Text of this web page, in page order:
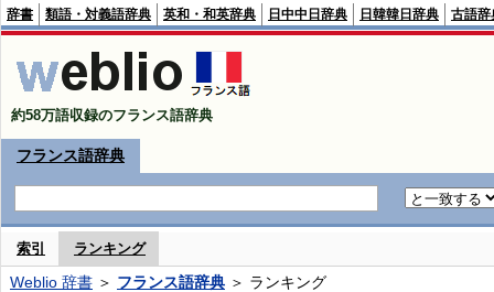
辞書 類語・対義語辞典 英和・和英辞典 日中中日辞典 日韓韓日辞典 古語辞
約58万語収録のフランス語辞典
フランス語辞典
索引 ランキング
Weblio 辞書 ＞ フランス語辞典 ＞ ランキング